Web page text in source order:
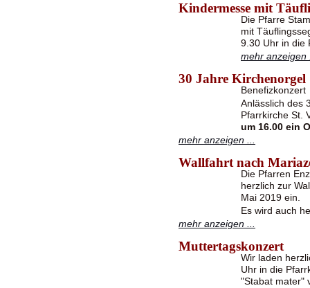
Kindermesse mit
Die Pfarre
mit
9.30 Uhr in die
mehr anzeigen
30 Jahre Kirchenorgel
Benefizkonzert
Anlässlich des
Pfarrkirche St.
um 16.00 ein
mehr anzeigen ...
Wallfahrt nach
Die Pfarren
herzlich zur
Mai 2019 ein.
Es wird auch
mehr anzeigen ...
Muttertagskonzert
Wir laden
Uhr in die
"Stabat mater"